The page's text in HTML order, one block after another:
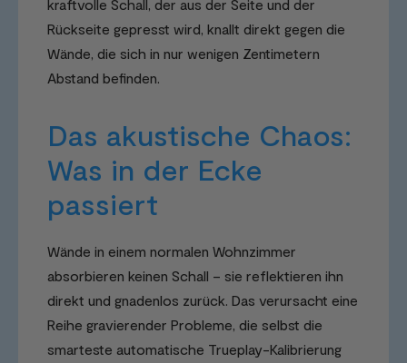
kraftvolle Schall, der aus der Seite und der
Rückseite gepresst wird, knallt direkt gegen die
Wände, die sich in nur wenigen Zentimetern
Abstand befinden.
Das akustische Chaos:
Was in der Ecke
passiert
Wände in einem normalen Wohnzimmer
absorbieren keinen Schall – sie reflektieren ihn
direkt und gnadenlos zurück. Das verursacht eine
Reihe gravierender Probleme, die selbst die
smarteste automatische Trueplay-Kalibrierung